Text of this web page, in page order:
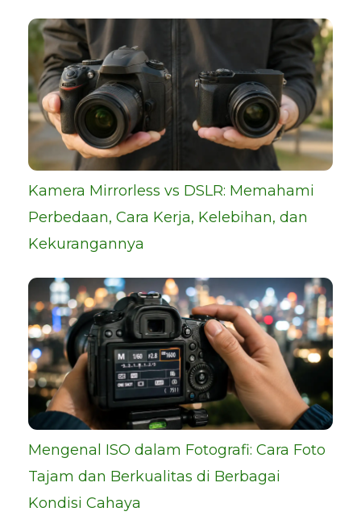
Kamera Mirrorless vs DSLR: Memahami
Perbedaan, Cara Kerja, Kelebihan, dan
Kekurangannya
Mengenal ISO dalam Fotografi: Cara Foto
Tajam dan Berkualitas di Berbagai
Kondisi Cahaya